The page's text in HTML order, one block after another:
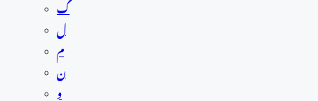
گ
ل
م
ن
و